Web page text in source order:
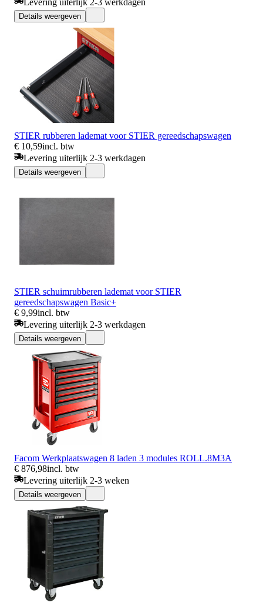
Details weergeven
STIER rubberen lademat voor STIER gereedschapswagen
€ 10,59incl. btw
Levering uiterlijk 2-3 werkdagen
Details weergeven
STIER schuimrubberen lademat voor STIER
gereedschapswagen Basic+
€ 9,99incl. btw
Levering uiterlijk 2-3 werkdagen
Details weergeven
Facom Werkplaatswagen 8 laden 3 modules ROLL.8M3A
€ 876,98incl. btw
Levering uiterlijk 2-3 weken
Details weergeven